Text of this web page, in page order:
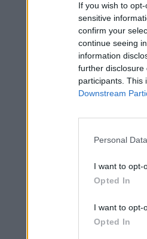
If you wish to
sensitive
confirm your
continue seeing
information
further disclosure
participants. This
Downstream
Personal
I want to opt-
Opted In
I want to opt-
Opted In